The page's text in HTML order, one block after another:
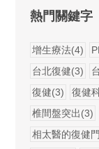
熱門關鍵字
增生療法(4)
台北復健(3)
復健(3)
復健
椎間盤突出(3)
相太醫的復健